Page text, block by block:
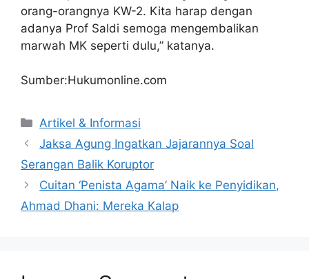
orang-orangnya KW-2. Kita harap dengan
adanya Prof Saldi semoga mengembalikan
marwah MK seperti dulu,” katanya.
Sumber:Hukumonline.com
Artikel & Informasi
Jaksa Agung Ingatkan Jajarannya Soal
Serangan Balik Koruptor
Cuitan ‘Penista Agama’ Naik ke Penyidikan,
Ahmad Dhani: Mereka Kalap